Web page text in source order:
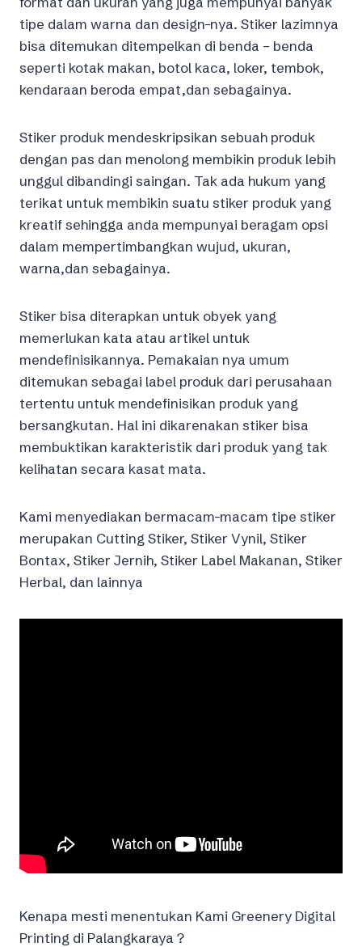
tipe dalam warna dan design-nya. Stiker lazimnya
bisa ditemukan ditempelkan di benda – benda
seperti kotak makan, botol kaca, loker, tembok,
kendaraan beroda empat,dan sebagainya.
Stiker produk mendeskripsikan sebuah produk
dengan pas dan menolong membikin produk lebih
unggul dibandingi saingan. Tak ada hukum yang
terikat untuk membikin suatu stiker produk yang
kreatif sehingga anda mempunyai beragam opsi
dalam mempertimbangkan wujud, ukuran,
warna,dan sebagainya.
Stiker bisa diterapkan untuk obyek yang
memerlukan kata atau artikel untuk
mendefinisikannya. Pemakaian nya umum
ditemukan sebagai label produk dari perusahaan
tertentu untuk mendefinisikan produk yang
bersangkutan. Hal ini dikarenakan stiker bisa
membuktikan karakteristik dari produk yang tak
kelihatan secara kasat mata.
Kami menyediakan bermacam-macam tipe stiker
merupakan Cutting Stiker, Stiker Vynil, Stiker
Bontax, Stiker Jernih, Stiker Label Makanan, Stiker
Herbal, dan lainnya
Kenapa mesti menentukan Kami Greenery Digital
Printing di Palangkaraya ?